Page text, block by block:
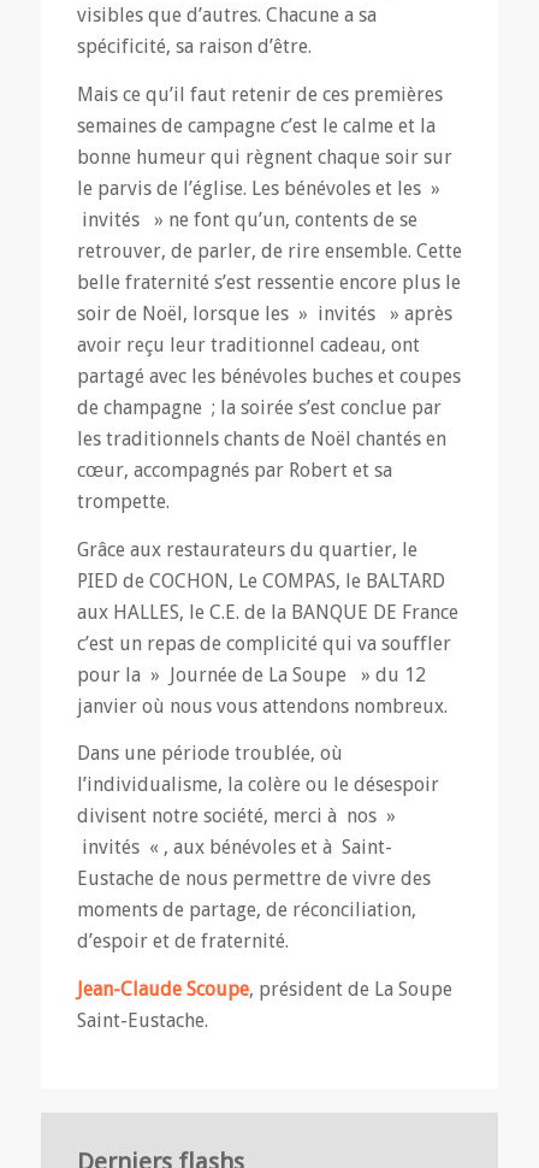
visibles que d’autres. Chacune a sa
spécificité, sa raison d’être.
Mais ce qu’il faut retenir de ces premières
semaines de campagne c’est le calme et la
bonne humeur qui règnent chaque soir sur
le parvis de l’église. Les bénévoles et les »
invités » ne font qu’un, contents de se
retrouver, de parler, de rire ensemble. Cette
belle fraternité s’est ressentie encore plus le
soir de Noël, lorsque les » invités » après
avoir reçu leur traditionnel cadeau, ont
partagé avec les bénévoles buches et coupes
de champagne ; la soirée s’est conclue par
les traditionnels chants de Noël chantés en
cœur, accompagnés par Robert et sa
trompette.
Grâce aux restaurateurs du quartier, le
PIED de COCHON, Le COMPAS, le BALTARD
aux HALLES, le C.E. de la BANQUE DE France
c’est un repas de complicité qui va souffler
pour la » Journée de La Soupe » du 12
janvier où nous vous attendons nombreux.
Dans une période troublée, où
l’individualisme, la colère ou le désespoir
divisent notre société, merci à nos »
invités « , aux bénévoles et à Saint-
Eustache de nous permettre de vivre des
moments de partage, de réconciliation,
d’espoir et de fraternité.
Jean-Claude Scoupe, président de La Soupe
Saint-Eustache.